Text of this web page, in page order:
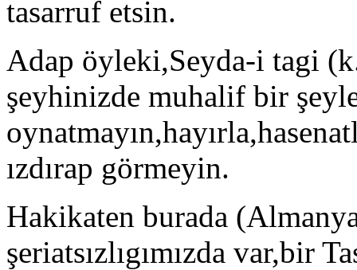
tasarruf etsin.
Adap öyleki,Seyda-i tagi
şeyhinizde muhalif bir
ızdırap görmeyin.
Hakikaten burada
şeriatsızlıgımızda var,bir